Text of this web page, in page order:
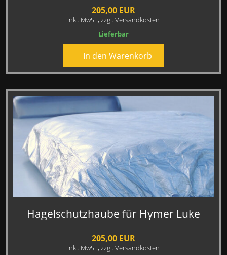
205,00 EUR
inkl. MwSt., zzgl. Versandkosten
Lieferbar
In den Warenkorb
Hagelschutzhaube für Hymer Luke
205,00 EUR
inkl. MwSt., zzgl. Versandkosten